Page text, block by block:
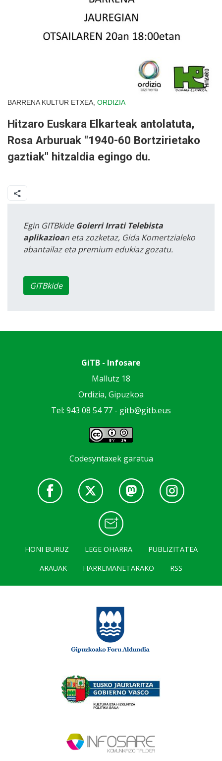
BARRENA KULTUR ETXEA, ORDIZIA
Hitzaro Euskara Elkarteak antolatuta,
Rosa Arburuak "1940-60 Bortzirietako
gaztiak" hitzaldia egingo du.
Egin GITBkide Goierri Irrati Telebista
aplikazioan eta zozketaz, Gida Komertzialeko
abantailaz eta premium edukiaz gozatu.
GITBkide
GiTB - Infosare
Mallutz 18
Ordizia, Gipuzkoa
Tel: 943 08 54 77 - gitb@gitb.eus
Codesyntaxek garatua
HONI BURUZ LEGE OHARRA
PUBLIZITATEA
ARAUAK
HARREMANETARAKO RSS